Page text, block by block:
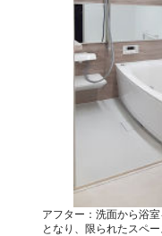
アフター：洗面から浴
となり、限られたスペ